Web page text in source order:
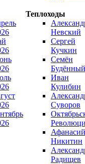
Теплоходы
Невский
Сергей
Кучкин
Семён
Будённый
Иван
Кулибин
Суворов
Афанасий
Никитин
Радищев